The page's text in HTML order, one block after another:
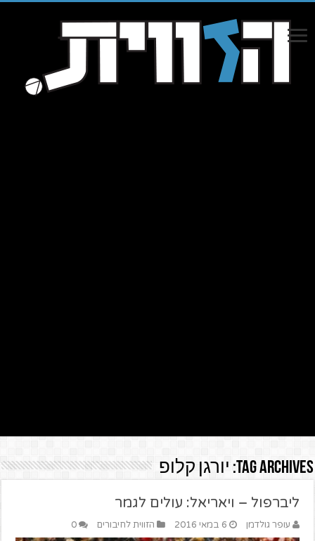
Tag Archives: יורגן קלופ
ליברפול – ויאריאל: עולים לגמר
עופר גולדמן 6 במאי 2016 הזווית לחיבורים 0